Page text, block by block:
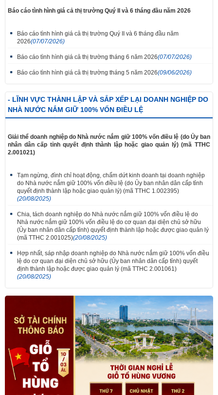
Báo cáo tình hình giá cả thị trường Quý II và 6 tháng đầu năm 2026
Báo cáo tình hình giá cả thị trường Quý II và 6 tháng đầu năm
2026(07/07/2026)
Báo cáo tình hình giá cả thị trường tháng 6 năm 2026(07/07/2026)
Báo cáo tình hình giá cả thị trường tháng 5 năm 2026(09/06/2026)
- LĨNH VỰC THÀNH LẬP VÀ SẮP XẾP LẠI DOANH NGHIỆP DO
NHÀ NƯỚC NẮM GIỮ 100% VỐN ĐIỀU LỆ
Giải thể doanh nghiệp do Nhà nước nắm giữ 100% vốn điều lệ (do Ủy ban
nhân dân cấp tỉnh quyết định thành lập hoặc giao quản lý) (mã TTHC
2.001021)
Tạm ngừng, đình chỉ hoạt động, chấm dứt kinh doanh tại doanh nghiệp
do Nhà nước nắm giữ 100% vốn điều lệ (do Ủy ban nhân dân cấp tỉnh
quyết định thành lập hoặc giao quản lý) (mã TTHC 1.002395)
(20/08/2025)
Chia, tách doanh nghiệp do Nhà nước nắm giữ 100% vốn điều lệ do
Nhà nước nắm giữ 100% vốn điều lệ do cơ quan đại diện chủ sở hữu
(Ủy ban nhân dân cấp tỉnh) quyết định thành lập hoặc được giao quản lý
(mã TTHC 2.001025)(20/08/2025)
Hợp nhất, sáp nhập doanh nghiệp do Nhà nước nắm giữ 100% vốn điều
lệ do cơ quan đại diện chủ sở hữu (Ủy ban nhân dân cấp tỉnh) quyết
định thành lập hoặc được giao quản lý (mã TTHC 2.001061)
(20/08/2025)